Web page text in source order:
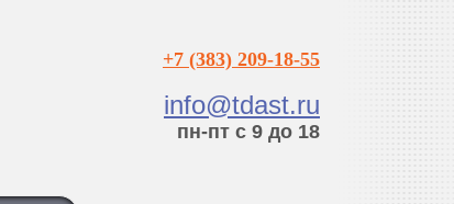
+7 (383) 209-18-55
info@tdast.ru
пн-пт с 9 до 18